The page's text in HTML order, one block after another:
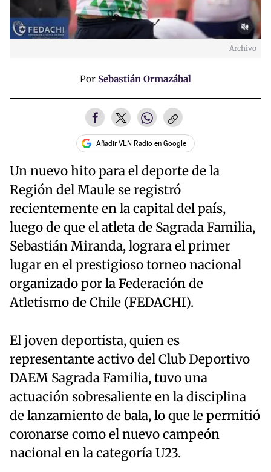
Archivo
Por Sebastián Ormazábal
Añadir VLN Radio en Google
Un nuevo hito para el deporte de la
Región del Maule se registró
recientemente en la capital del país,
luego de que el atleta de Sagrada Familia,
Sebastián Miranda, lograra el primer
lugar en el prestigioso torneo nacional
organizado por la Federación de
Atletismo de Chile (FEDACHI).
El joven deportista, quien es
representante activo del Club Deportivo
DAEM Sagrada Familia, tuvo una
actuación sobresaliente en la disciplina
de lanzamiento de bala, lo que le permitió
coronarse como el nuevo campeón
nacional en la categoría U23.